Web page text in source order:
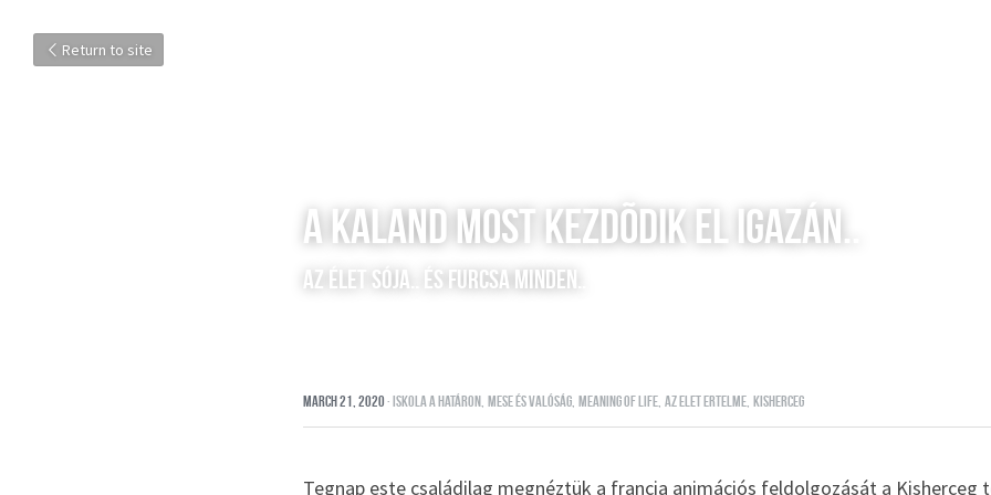
Return to site
A kaland most kezdõdik el igazán..
az élet sója.. és furcsa minden..
March 21, 2020·iskola a határon, mese és valóság, meaning of life, az elet ertelme, kisherceg
Tegnap este családilag megnéztük a francia animációs feldolgozását a Kisherceg